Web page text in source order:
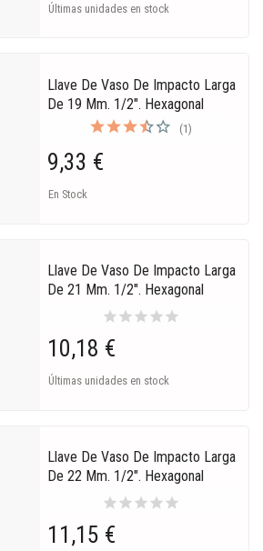
Últimas unidades en stock
Llave De Vaso De Impacto Larga
De 19 Mm. 1/2". Hexagonal
(1)
9,33 €
En Stock
Llave De Vaso De Impacto Larga
De 21 Mm. 1/2". Hexagonal
starstarstarstarstar
10,18 €
Últimas unidades en stock
Llave De Vaso De Impacto Larga
De 22 Mm. 1/2". Hexagonal
starstarstarstarstar
11,15 €